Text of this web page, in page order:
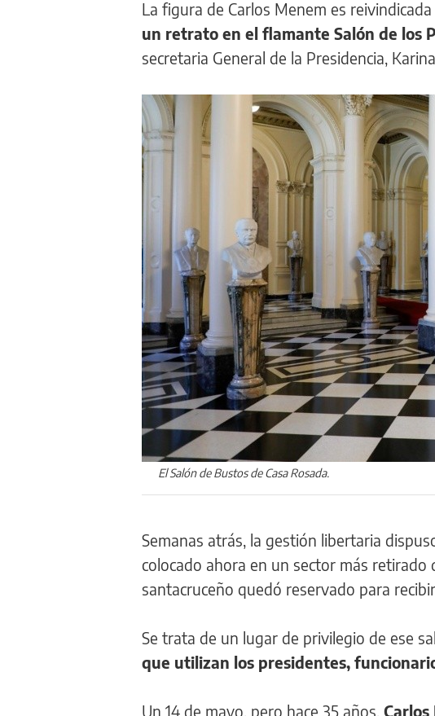
La figura de Carlos Menem es
un retrato en el flamante Salón de los
secretaria General de la Presidencia,
El Salón de Bustos de Casa Rosada.
Semanas atrás, la gestión libertaria
colocado ahora en un sector más
santacruceño quedó reservado para
Se trata de un lugar de privilegio de ese
que utilizan los presidentes,
Un 14 de mayo, pero hace 35 años, Carlos